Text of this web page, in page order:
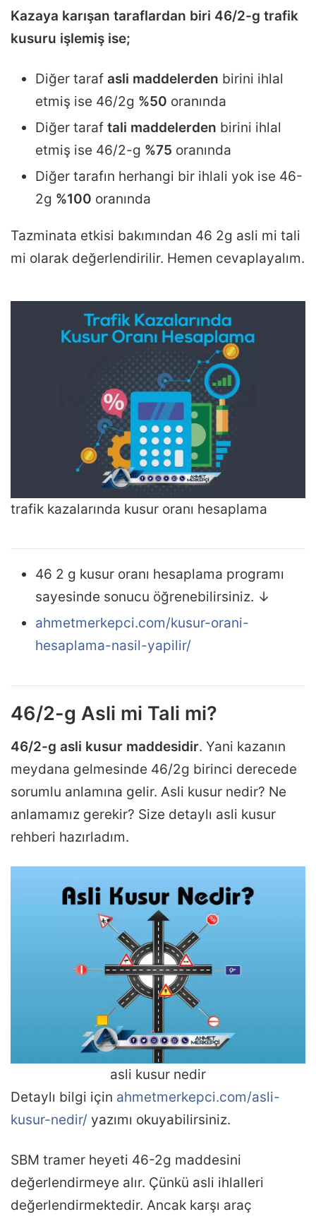
Kazaya karışan taraflardan biri 46/2-g trafik
kusuru işlemiş ise;
Diğer taraf asli maddelerden birini ihlal
etmiş ise 46/2g %50 oranında
Diğer taraf tali maddelerden birini ihlal
etmiş ise 46/2-g %75 oranında
Diğer tarafın herhangi bir ihlali yok ise 46-
2g %100 oranında
Tazminata etkisi bakımından 46 2g asli mi tali
mi olarak değerlendirilir. Hemen cevaplayalım.
trafik kazalarında kusur oranı hesaplama
46 2 g kusur oranı hesaplama programı
sayesinde sonucu öğrenebilirsiniz. ↓
ahmetmerkepci.com/kusur-orani-
hesaplama-nasil-yapilir/
46/2-g Asli mi Tali mi?
46/2-g asli kusur maddesidir. Yani kazanın
meydana gelmesinde 46/2g birinci derecede
sorumlu anlamına gelir. Asli kusur nedir? Ne
anlamamız gerekir? Size detaylı asli kusur
rehberi hazırladım.
asli kusur nedir
Detaylı bilgi için ahmetmerkepci.com/asli-
kusur-nedir/ yazımı okuyabilirsiniz.
SBM tramer heyeti 46-2g maddesini
değerlendirmeye alır. Çünkü asli ihlalleri
değerlendirmektedir. Ancak karşı araç